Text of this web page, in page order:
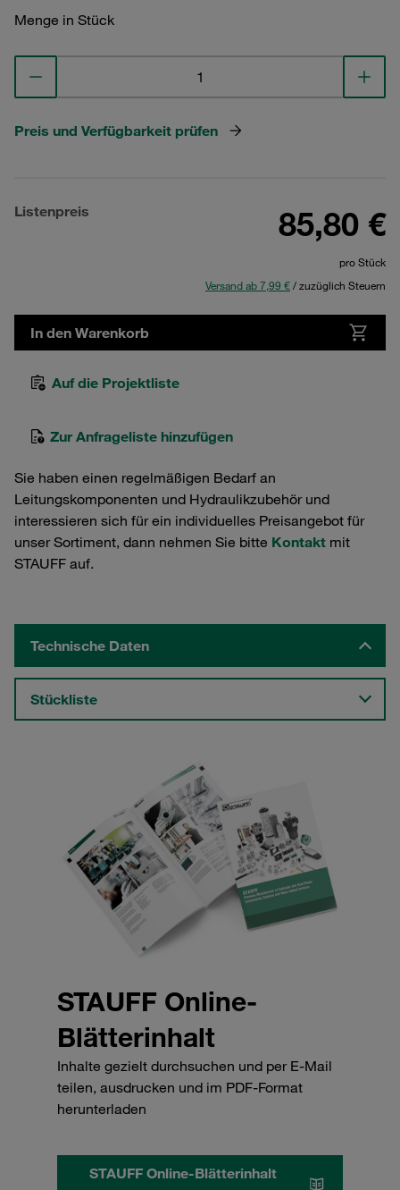
Menge in Stück
Preis und Verfügbarkeit prüfen
Listenpreis 85,80 €
pro Stück
Versand ab 7,99 €/ zuzüglich Steuern
In den Warenkorb
Auf die Projektliste
Zur Anfrageliste hinzufügen
Sie haben einen regelmäßigen Bedarf an
Leitungskomponenten und Hydraulikzubehör und
interessieren sich für ein individuelles Preisangebot für
unser Sortiment, dann nehmen Sie bitte Kontakt mit
STAUFF auf.
Technische Daten
Stückliste
STAUFF Online-
Blätterinhalt
Inhalte gezielt durchsuchen und per E-Mail
teilen, ausdrucken und im PDF-Format
herunterladen
STAUFF Online-Blätterinhalt